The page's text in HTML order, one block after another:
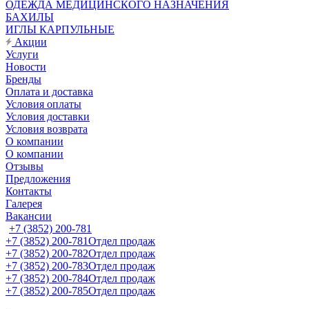
ОДЕЖДА МЕДИЦИНСКОГО НАЗНАЧЕНИЯ
БАХИЛЫ
ИГЛЫ КАРПУЛЬНЫЕ
Акции
Услуги
Новости
Бренды
Оплата и доставка
Условия оплаты
Условия доставки
Условия возврата
О компании
О компании
Отзывы
Предложения
Контакты
Галерея
Вакансии
+7 (3852) 200-781
+7 (3852) 200-781Отдел продаж
+7 (3852) 200-782Отдел продаж
+7 (3852) 200-783Отдел продаж
+7 (3852) 200-784Отдел продаж
+7 (3852) 200-785Отдел продаж